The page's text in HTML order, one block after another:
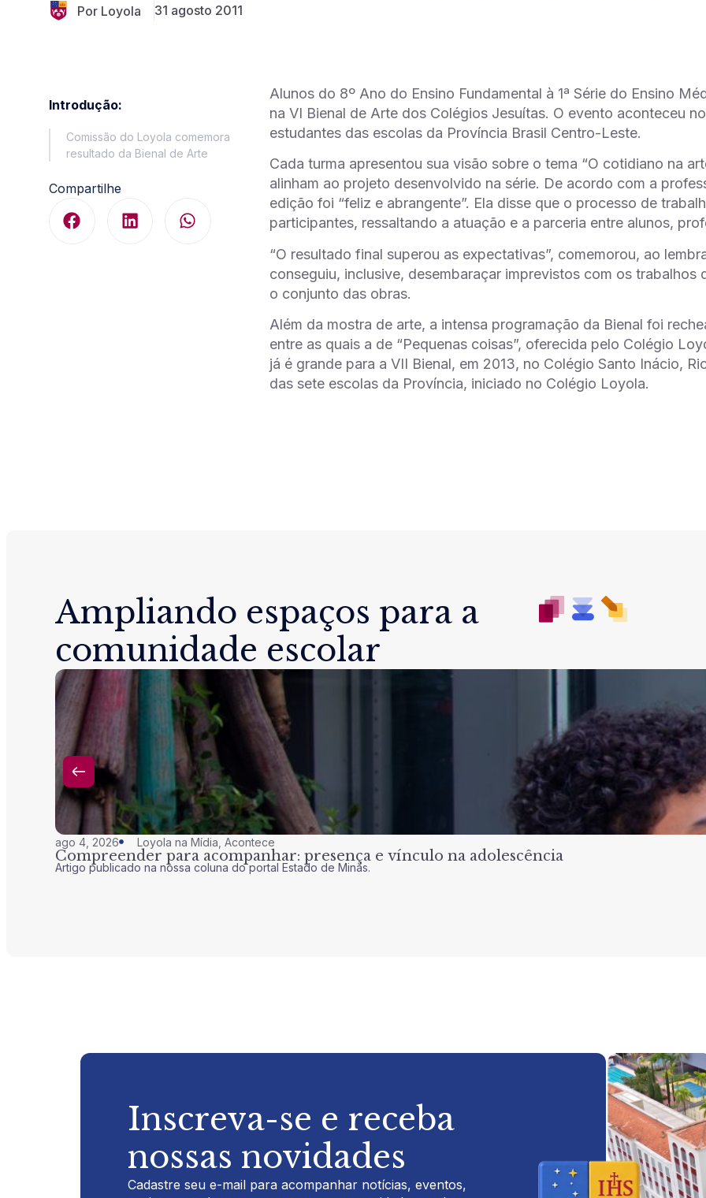
Por Loyola 31 agosto 2011
Introdução:
Comissão do Loyola comemora
resultado da Bienal de Arte
Compartilhe
Alunos do 8º Ano do Ensino Fundamental à 1ª Série do Ensino
na VI Bienal de Arte dos Colégios Jesuítas. O evento aconteceu
estudantes das escolas da Província Brasil Centro-Leste.
Cada turma apresentou sua visão sobre o tema “O cotidiano na
alinham ao projeto desenvolvido na série. De acordo com a
edição foi “feliz e abrangente”. Ela disse que o processo de
participantes, ressaltando a atuação e a parceria entre alunos,
“O resultado final superou as expectativas”, comemorou, ao
conseguiu, inclusive, desembaraçar imprevistos com os
o conjunto das obras.
Além da mostra de arte, a intensa programação da Bienal foi
entre as quais a de “Pequenas coisas”, oferecida pelo Colégio
já é grande para a VII Bienal, em 2013, no Colégio Santo Inácio,
das sete escolas da Província, iniciado no Colégio Loyola.
Ampliando espaços para a
comunidade escolar
ago 4, 2026 Loyola na Mídia Acontece
Compreender para acompanhar: presença e vínculo na adolescência
Artigo publicado na nossa coluna do portal Estado de Minas.
Inscreva-se e receba
nossas novidades
Cadastre seu e-mail para acompanhar notícias, eventos,